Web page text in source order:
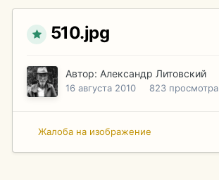
510.jpg
Автор: Александр Литовский
16 августа 2010 823 просмотра
Жалоба на изображение